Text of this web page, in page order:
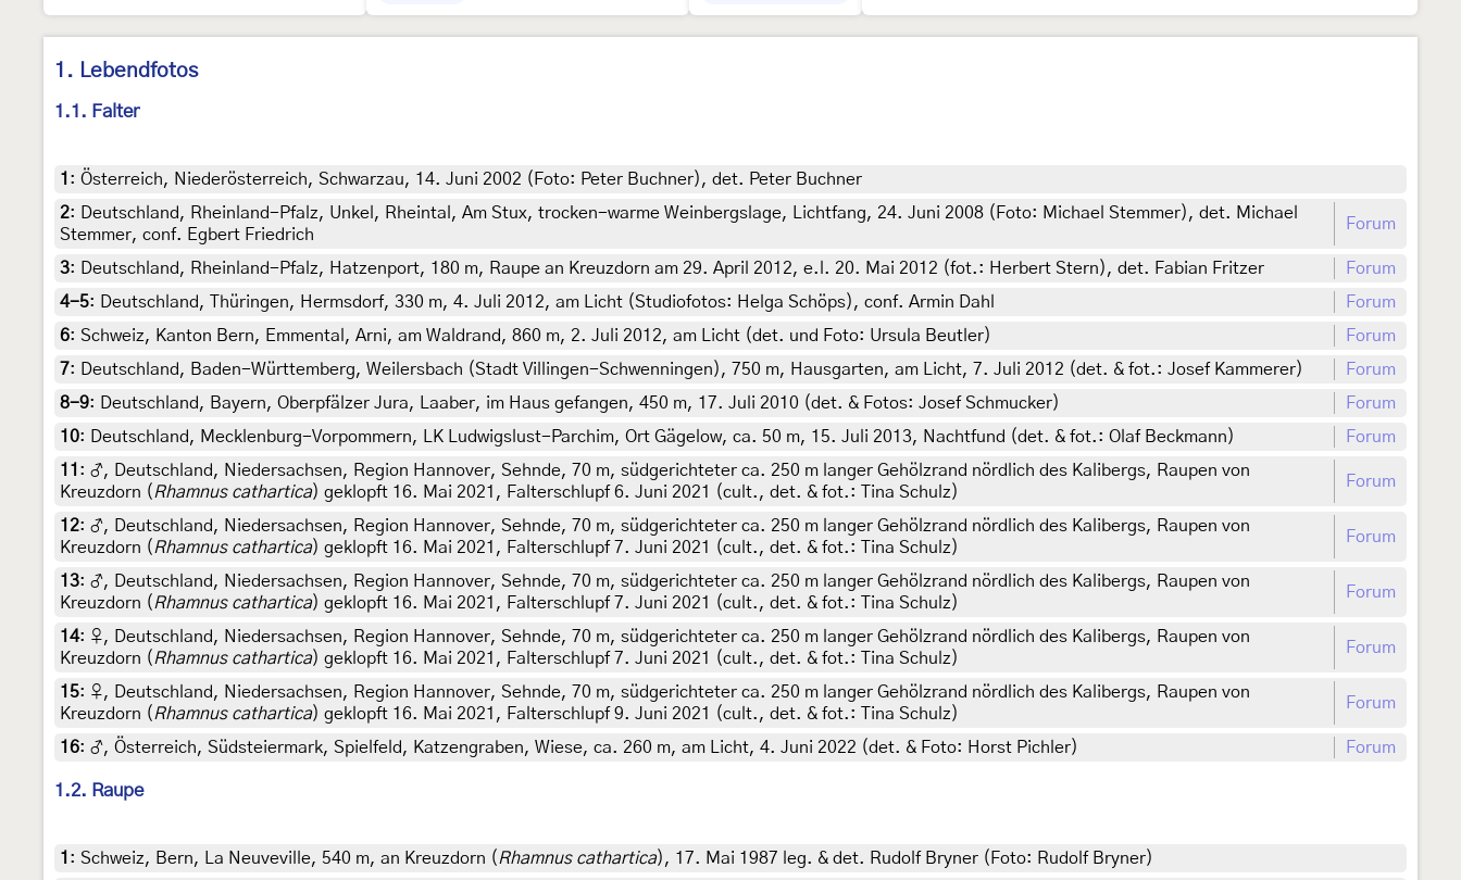
1. Lebendfotos
1.1. Falter
1 : Österreich, Niederösterreich, Schwarzau, 14. Juni 2002 (Foto: Peter Buchner), det. Peter Buchner
2:
Deutschland, Rheinland-Pfalz, Unkel, Rheintal, Am Stux, trocken-warme Weinbergslage, Lichtfang, 24. Juni 2008 (Foto: Michael Stemmer), det. Michael
Stemmer, conf. Egbert Friedrich
Forum
3: Deutschland, Rheinland-Pfalz, Hatzenport, 180 m, Raupe an Kreuzdorn am 29. April 2012, e.l. 20. Mai 2012 (fot.: Herbert Stern), det. Fabian Fritzer
Forum
4-5: Deutschland, Thüringen, Hermsdorf, 330 m, 4. Juli 2012, am Licht (Studiofotos: Helga Schöps), conf. Armin Dahl
Forum
6: Schweiz, Kanton Bern, Emmental, Arni, am Waldrand, 860 m, 2. Juli 2012, am Licht (det. und Foto: Ursula Beutler)
Forum
7: Deutschland, Baden-Württemberg, Weilersbach (Stadt Villingen-Schwenningen), 750 m, Hausgarten, am Licht, 7. Juli 2012 (det. & fot.: Josef Kammerer)
Forum
8-9: Deutschland, Bayern, Oberpfälzer Jura, Laaber, im Haus gefangen, 450 m, 17. Juli 2010 (det. & Fotos: Josef Schmucker)
Forum
10: Deutschland, Mecklenburg-Vorpommern, LK Ludwigslust-Parchim, Ort Gägelow, ca. 50 m, 15. Juli 2013, Nachtfund (det. & fot.: Olaf Beckmann)
Forum
11 : ♂, Deutschland, Niedersachsen, Region Hannover, Sehnde, 70 m, südgerichteter ca. 250 m langer Gehölzrand nördlich des Kalibergs, Raupen von
Kreuzdorn ( Rhamnus cathartica) geklopft 16. Mai 2021, Falterschlupf 6. Juni 2021 (cult., det. & fot.: Tina Schulz)
Forum
12: ♂, Deutschland, Niedersachsen, Region Hannover, Sehnde, 70 m, südgerichteter ca. 250 m langer Gehölzrand nördlich des Kalibergs, Raupen von
Kreuzdorn ( Rhamnus cathartica) geklopft 16. Mai 2021, Falterschlupf 7. Juni 2021 (cult., det. & fot.: Tina Schulz)
Forum
13: ♂, Deutschland, Niedersachsen, Region Hannover, Sehnde, 70 m, südgerichteter ca. 250 m langer Gehölzrand nördlich des Kalibergs, Raupen von
Kreuzdorn ( Rhamnus cathartica) geklopft 16. Mai 2021, Falterschlupf 7. Juni 2021 (cult., det. & fot.: Tina Schulz)
Forum
14: ♀, Deutschland, Niedersachsen, Region Hannover, Sehnde, 70 m, südgerichteter ca. 250 m langer Gehölzrand nördlich des Kalibergs, Raupen von
Kreuzdorn ( Rhamnus cathartica) geklopft 16. Mai 2021, Falterschlupf 7. Juni 2021 (cult., det. & fot.: Tina Schulz)
Forum
15: ♀, Deutschland, Niedersachsen, Region Hannover, Sehnde, 70 m, südgerichteter ca. 250 m langer Gehölzrand nördlich des Kalibergs, Raupen von
Kreuzdorn ( Rhamnus cathartica) geklopft 16. Mai 2021, Falterschlupf 9. Juni 2021 (cult., det. & fot.: Tina Schulz)
Forum
16: ♂, Österreich, Südsteiermark, Spielfeld, Katzengraben, Wiese, ca. 260 m, am Licht, 4. Juni 2022 (det. & Foto: Horst Pichler) Forum
1.2. Raupe
1 : Schweiz, Bern, La Neuveville, 540 m, an Kreuzdorn ( Rhamnus cathartica), 17. Mai 1987 leg. & det. Rudolf Bryner (Foto: Rudolf Bryner)